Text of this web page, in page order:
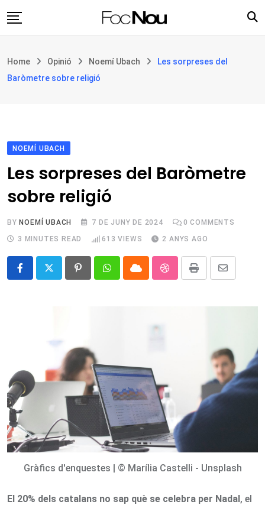
to
Filosofia i teologia
Botiga
Home Opinió Noemí Ubach
Les sorpreses del
Baròmetre sobre religió
NOEMÍ UBACH
Les sorpreses del Baròmetre
sobre religió
BY NOEMÍ UBACH 7 DE JUNY DE 2024 0 COMMENTS
3 MINUTES READ
613 VIEWS 2 ANYS AGO
PinterestWhatsappCloud StumbleUpon
Print
Share
Email
Gràfics d'enquestes | © Marília Castelli - Unsplash
El 20% dels catalans no sap què se celebra per Nadal , el